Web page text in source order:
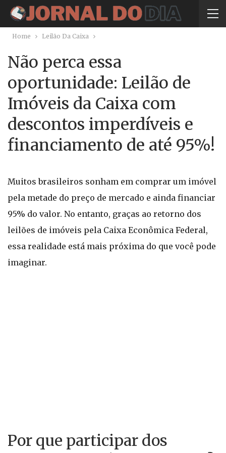
Home Leilão Da Caixa
Não perca essa
oportunidade: Leilão de
Imóveis da Caixa com
descontos imperdíveis e
financiamento de até 95%!
Muitos brasileiros sonham em comprar um imóvel
pela metade do preço de mercado e ainda financiar
95% do valor. No entanto, graças ao retorno dos
leilões de imóveis pela Caixa Econômica Federal,
essa realidade está mais próxima do que você pode
imaginar.
Por que participar dos